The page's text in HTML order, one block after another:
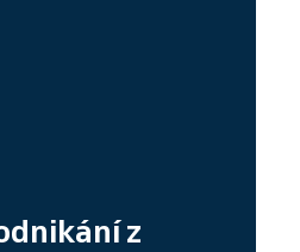
z